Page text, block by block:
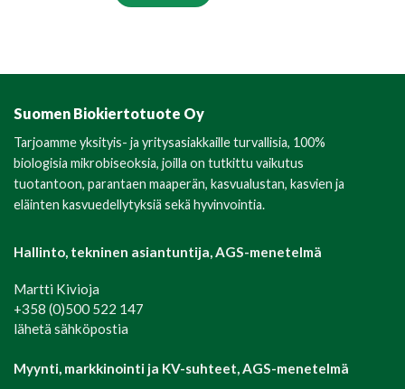
Suomen Biokiertotuote Oy
Tarjoamme yksityis- ja yritysasiakkaille turvallisia, 100%
biologisia mikrobiseoksia, joilla on tutkittu vaikutus
tuotantoon, parantaen maaperän, kasvualustan, kasvien ja
eläinten kasvuedellytyksiä sekä hyvinvointia.
Hallinto, tekninen asiantuntija, AGS-menetelmä
Martti Kivioja
+358 (0)500 522 147
lähetä sähköpostia
Myynti, markkinointi ja KV-suhteet, AGS-menetelmä